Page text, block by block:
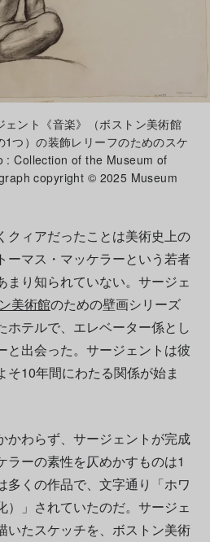
ェント《音楽》（ボストン美術館
つ）の装飾レリーフのためのスケ
Collection of the Museum of
copyright © 2025 Museum
クィアだったことは美術史上の
ーマス・マッケラーという若者
まり知られていない。サージェ
美術館のための壁画シリーズ
ホテルで、エレベーター係とし
と出会った。サージェントは彼
そ10年間にわたる関係が始ま
かわらず、サージェントが完成
ラーの素性を仄めかすものは1
多くの作品で、文字通り「ホワ
）」されていたのだ。サージェ
いたスケッチを、ボストン美術